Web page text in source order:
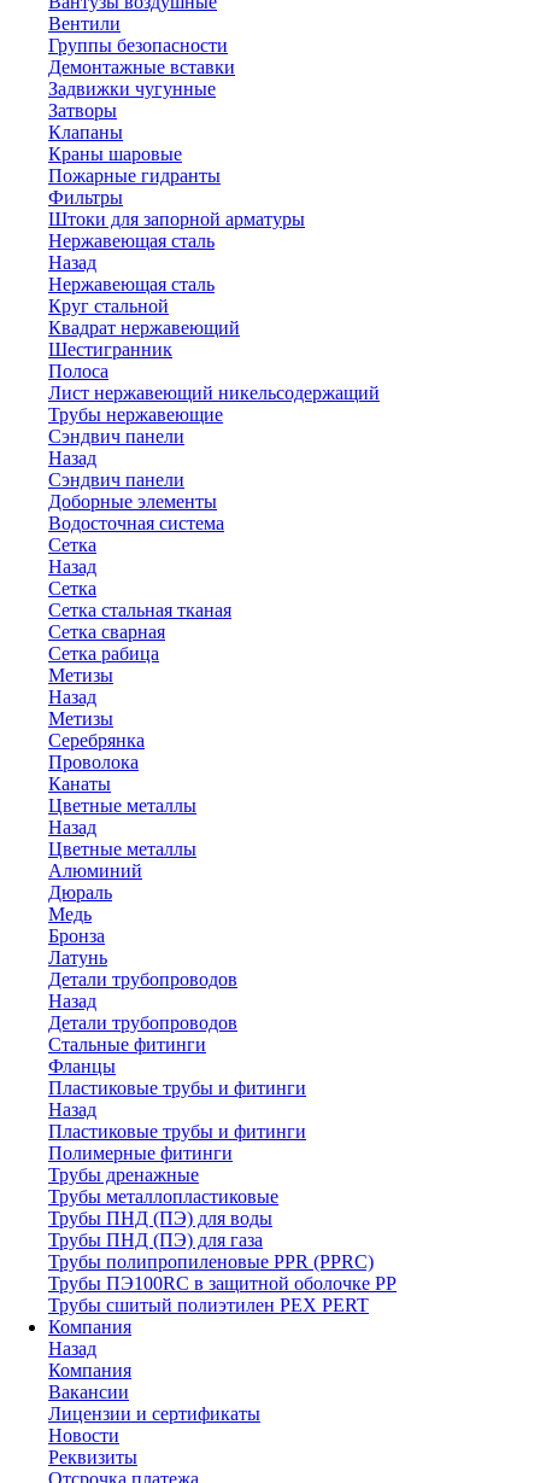
Вентили
Группы безопасности
Демонтажные вставки
Задвижки чугунные
Затворы
Клапаны
Краны шаровые
Пожарные гидранты
Фильтры
Штоки для запорной арматуры
Нержавеющая сталь
Назад
Нержавеющая сталь
Круг стальной
Квадрат нержавеющий
Шестигранник
Полоса
Лист нержавеющий никельсодержащий
Трубы нержавеющие
Сэндвич панели
Назад
Сэндвич панели
Доборные элементы
Водосточная система
Сетка
Назад
Сетка
Сетка стальная тканая
Сетка сварная
Сетка рабица
Метизы
Назад
Метизы
Серебрянка
Проволока
Канаты
Цветные металлы
Назад
Цветные металлы
Алюминий
Дюраль
Медь
Бронза
Латунь
Детали трубопроводов
Назад
Детали трубопроводов
Стальные фитинги
Фланцы
Пластиковые трубы и фитинги
Назад
Пластиковые трубы и фитинги
Полимерные фитинги
Трубы дренажные
Трубы металлопластиковые
Трубы ПНД (ПЭ) для воды
Трубы ПНД (ПЭ) для газа
Трубы полипропиленовые PPR (PPRC)
Трубы ПЭ100RC в защитной оболочке PP
Трубы сшитый полиэтилен PEX PERT
Компания
Назад
Компания
Вакансии
Лицензии и сертификаты
Новости
Реквизиты
Отсрочка платежа